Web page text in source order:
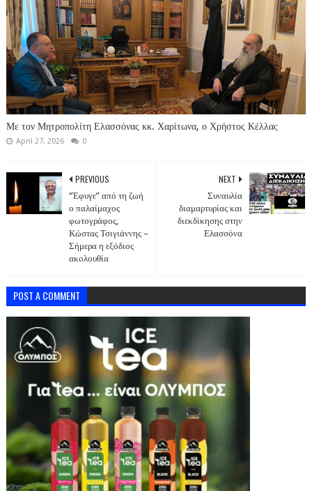
Με τον Μητροπολίτη Ελασσόνας κκ. Χαρίτωνα, ο Χρήστος Κέλλας
April 27, 2026 0
NEXT
Συναυλία
διαμαρτυρίας και
διεκδίκησης στην
Ελασσόνα
PREVIOUS
“Έφυγε” από τη ζωή
ο παλαίμαχος
φωτογράφος,
Κώστας Τσιγιάννης –
Σήμερα η εξόδιος
ακολουθία
POST A COMMENT